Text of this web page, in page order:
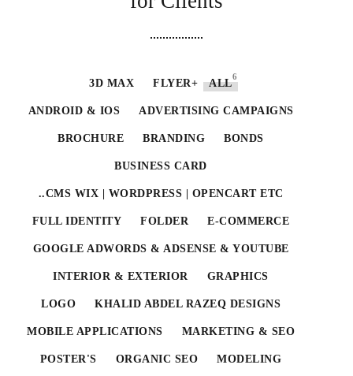
ALL
6
+FLYER
3D MAX
ADVERTISING CAMPAIGNS
ANDROID & IOS
BONDS
BRANDING
BROCHURE
BUSINESS CARD
CMS WIX | WORDPRESS | OPENCART ETC..
E-COMMERCE
FOLDER
FULL IDENTITY
GOOGLE ADWORDS & ADSENSE & YOUTUBE
GRAPHICS
INTERIOR & EXTERIOR
KHALID ABDEL RAZEQ DESIGNS
LOGO
MARKETING & SEO
MOBILE APPLICATIONS
MODELING
ORGANIC SEO
POSTER'S